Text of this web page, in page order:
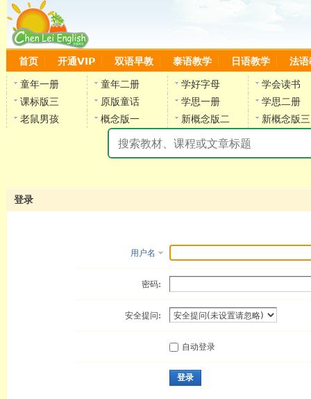
首页 开通VIP 双语早教 泰语教学 日语教学 法语
童年一册 童年二册 学好字母
学会读书
课标版三
原版童话 学思一册
学思二册
老鼠男孩
概念版一 新概念版二 新概念版三
登录
用户名
密码:
安全提问:
自动登录
登录